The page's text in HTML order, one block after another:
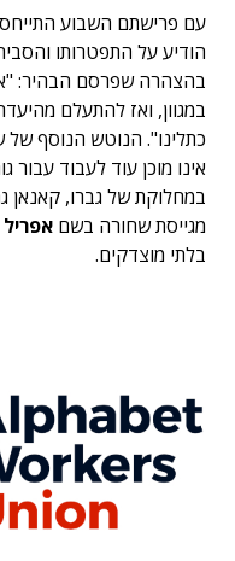
עם פרישתם השבוע
הודיע ​​על התפטרותו
בהצהרה שפרסם הבהיר:
במגוון, ואז להתעלם
כתלינו". הנוטש הנוסף של
אינו מוכן עוד לעבוד עבור
במחלוקת של גברו, קאנאן
מגייסת שחורה בשם אפריל
בלתי מוצדקים.